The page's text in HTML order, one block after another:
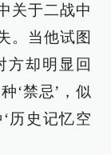
关于二战中
。当他试图
方却明显回
‘禁忌’，似
历史记忆空